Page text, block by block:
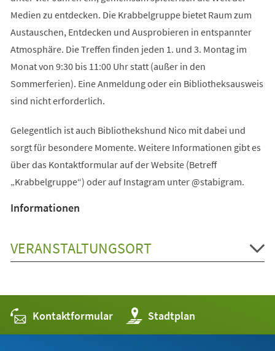
Medien zu entdecken. Die Krabbelgruppe bietet Raum zum
Austauschen, Entdecken und Ausprobieren in entspannter
Atmosphäre. Die Treffen finden jeden 1. und 3. Montag im
Monat von 9:30 bis 11:00 Uhr statt (außer in den
Sommerferien). Eine Anmeldung oder ein Bibliotheksausweis
sind nicht erforderlich.
Gelegentlich ist auch Bibliothekshund Nico mit dabei und
sorgt für besondere Momente. Weitere Informationen gibt es
über das Kontaktformular auf der Website (Betreff
„Krabbelgruppe“) oder auf Instagram unter @stabigram.
Informationen
VERANSTALTUNGSORT
Kontaktformular Stadtplan
(Öffnet
in
einem